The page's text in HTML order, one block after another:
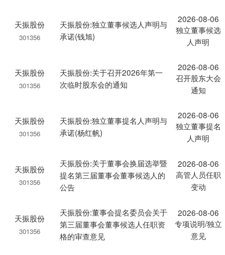
天振股份
301356
天振股份:独立董事候选人声明与
承诺(钱旭)
2026-08-06
独立董事候选
人声明
天振股份
301356
天振股份:关于召开2026年第一
次临时股东会的通知
2026-08-06
召开股东大会
通知
天振股份
301356
天振股份:独立董事提名人声明与
承诺(杨红帆)
2026-08-06
独立董事提名
人声明
天振股份
301356
天振股份:关于董事会换届选举暨
提名第三届董事会董事候选人的
公告
2026-08-06
高管人员任职
变动
天振股份
301356
天振股份:董事会提名委员会关于
第三届董事会董事候选人任职资
格的审查意见
2026-08-06
专项说明/独立
意见